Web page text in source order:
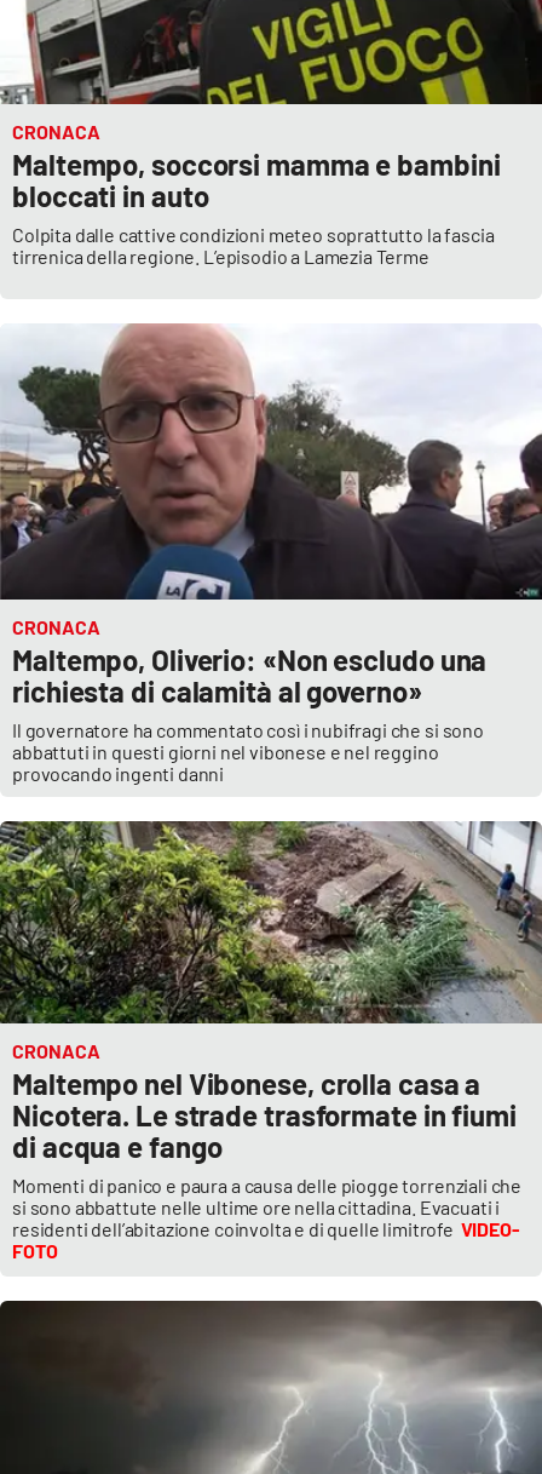
APP
Android
Apple
CRONACA
Maltempo, soccorsi mamma e bambini
bloccati in auto
Colpita dalle cattive condizioni meteo soprattutto la fascia
tirrenica della regione. L’episodio a Lamezia Terme
CRONACA
Maltempo, Oliverio: «Non escludo una
richiesta di calamità al governo»
Il governatore ha commentato così i nubifragi che si sono
abbattuti in questi giorni nel vibonese e nel reggino
provocando ingenti danni
CRONACA
Maltempo nel Vibonese, crolla casa a
Nicotera. Le strade trasformate in fiumi
di acqua e fango
Momenti di panico e paura a causa delle piogge torrenziali che
si sono abbattute nelle ultime ore nella cittadina. Evacuati i
residenti dell’abitazione coinvolta e di quelle limitrofe VIDEO-
FOTO